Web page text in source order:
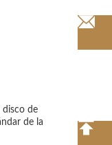
disco de
de la